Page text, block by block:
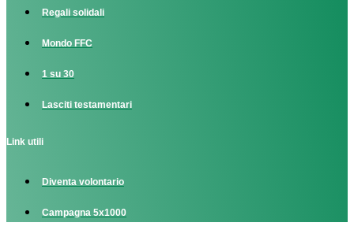
Regali solidali
Mondo FFC
1 su 30
Lasciti testamentari
Link utili
Diventa volontario
Campagna 5x1000